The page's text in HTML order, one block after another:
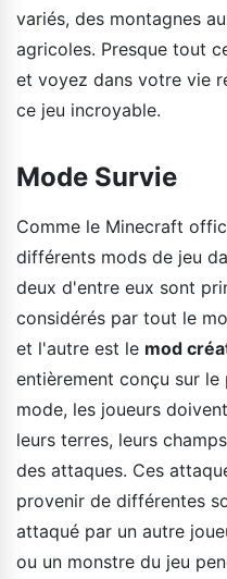
variés, des montagnes
agricoles. Presque tout
et voyez dans votre vie
ce jeu incroyable.
Mode Survie
Comme le Minecraft
différents mods de jeu
deux d'entre eux sont
considérés par tout le
et l'autre est le mod
entièrement conçu sur
mode, les joueurs
leurs terres, leurs
des attaques. Ces
provenir de différentes
attaqué par un autre
ou un monstre du jeu